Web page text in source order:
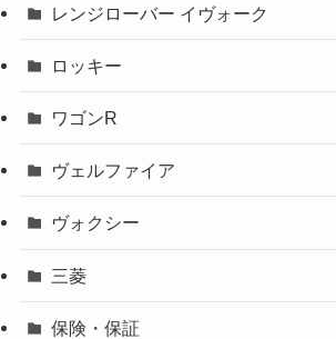
レンジローバー イヴォーク
ロッキー
ワゴンR
ヴェルファイア
ヴォクシー
三菱
保険・保証